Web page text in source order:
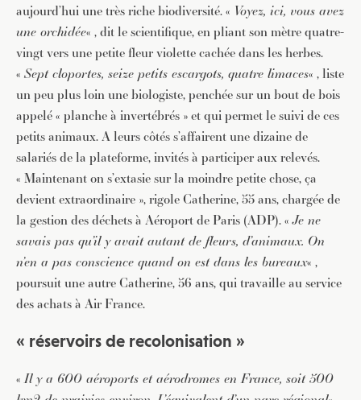
aujourd’hui une très riche biodiversité. « Voyez, ici, vous avez
une orchidée« , dit le scientifique, en pliant son mètre quatre-
vingt vers une petite fleur violette cachée dans les herbes.
« Sept cloportes, seize petits escargots, quatre limaces« , liste
un peu plus loin une biologiste, penchée sur un bout de bois
appelé « planche à invertébrés » et qui permet le suivi de ces
petits animaux. A leurs côtés s’affairent une dizaine de
salariés de la plateforme, invités à participer aux relevés.
« Maintenant on s’extasie sur la moindre petite chose, ça
devient extraordinaire », rigole Catherine, 55 ans, chargée de
la gestion des déchets à Aéroport de Paris (ADP). «Je ne
savais pas qu’il y avait autant de fleurs, d’animaux. On
n’en a pas conscience quand on est dans les bureaux« ,
poursuit une autre Catherine, 56 ans, qui travaille au service
des achats à Air France.
« réservoirs de recolonisation »
«Il y a 600 aéroports et aérodromes en France, soit 500